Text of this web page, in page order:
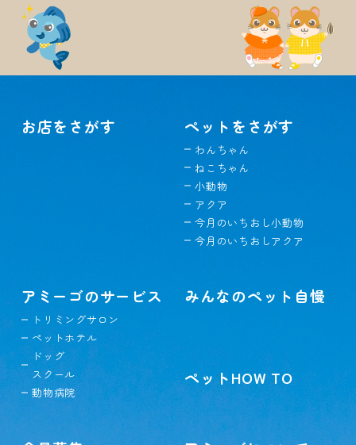
お店をさがす ペットをさがす
わんちゃん
ねこちゃん
小動物
アクア
今月のいちおし小動物
今月のいちおしアクア
アミーゴのサービス
トリミングサロン
ペットホテル
ドッグ
スクール
動物病院
みんなのペット自慢
ペットHOW TO